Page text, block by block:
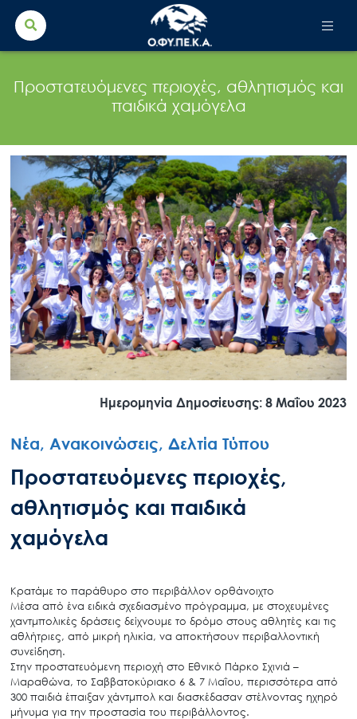
Search
for:
Προστατευόμενες περιοχές, αθλητισμός και
παιδικά χαμόγελα
Ημερομηνία Δημοσίευσης: 8 Μαΐου 2023
Νέα, Ανακοινώσεις, Δελτία Τύπου
Προστατευόμενες περιοχές,
αθλητισμός και παιδικά
χαμόγελα
Κρατάμε το παράθυρο στο περιβάλλον ορθάνοιχτο
Mέσα από ένα ειδικά σχεδιασμένο πρόγραμμα, με στοχευμένες
χαντμπολικές δράσεις δείχνουμε το δρόμο στους αθλητές και τις
αθλήτριες, από μικρή ηλικία, να αποκτήσουν περιβαλλοντική
συνείδηση.
Στην προστατευόμενη περιοχή στο Εθνικό Πάρκο Σχινιά –
Μαραθώνα, το Σαββατοκύριακο 6 & 7 Μαΐου, περισσότερα από
300 παιδιά έπαιξαν χάντμπολ και διασκέδασαν στέλνοντας ηχηρό
μήνυμα για την προστασία του περιβάλλοντος.